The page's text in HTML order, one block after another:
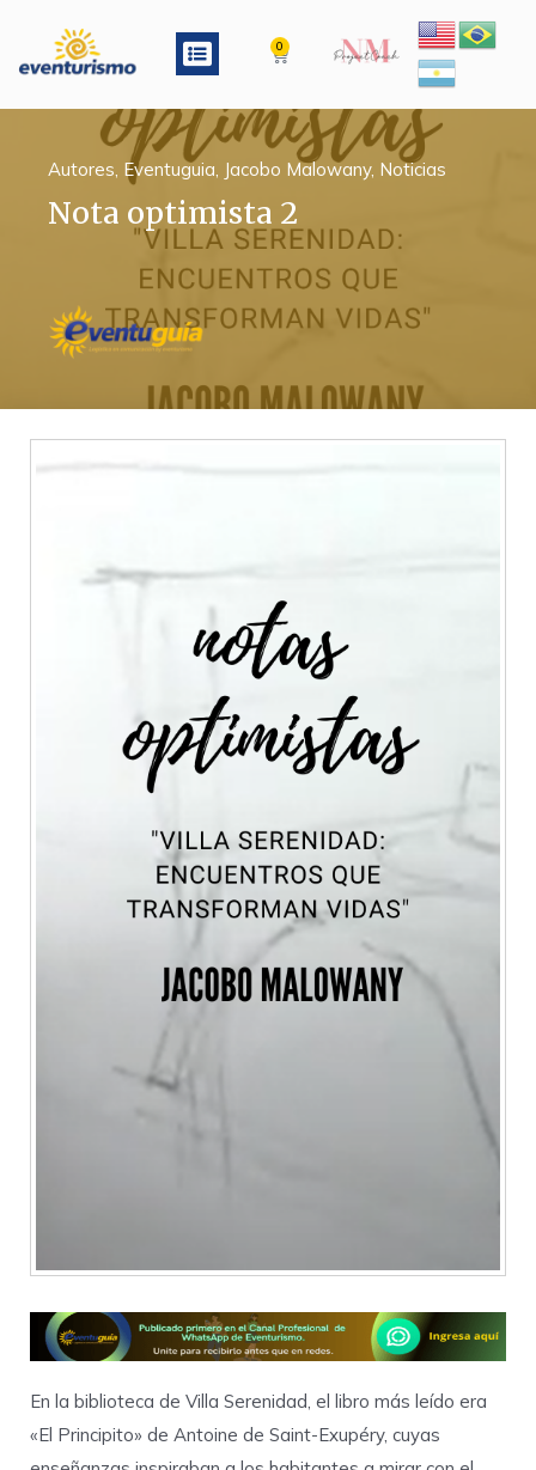
contenido
Menu 0 Cart
Autores, Eventuguia, Jacobo Malowany, Noticias
Nota optimista 2
En la biblioteca de Villa Serenidad, el libro más leído era
«El Principito» de Antoine de Saint-Exupéry, cuyas